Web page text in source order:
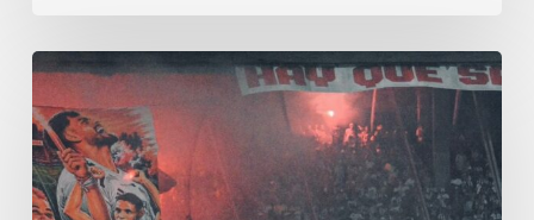
Junior
Barranquilla
goleó
3-
0